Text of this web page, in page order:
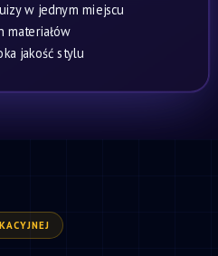
w jednym miejscu
materiałów
jakość stylu